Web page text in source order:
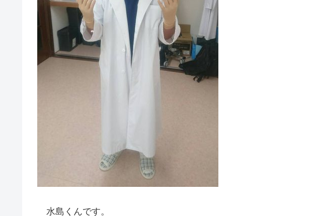
水島くんです。